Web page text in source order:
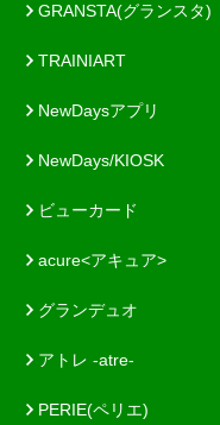
GRANSTA(グランスタ)
TRAINIART
NewDaysアプリ
NewDays/KIOSK
ビューカード
acure<アキュア>
グランデュオ
アトレ -atre-
PERIE(ペリエ)